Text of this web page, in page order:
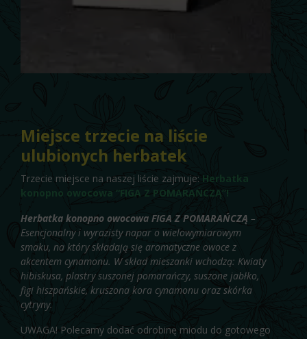
Miejsce trzecie na liście
ulubionych herbatek
Trzecie miejsce na naszej liście zajmuje: Herbatka
konopno owocowa “FIGA Z POMARAŃCZĄ”!
Herbatka konopno owocowa FIGA Z POMARAŃCZĄ –
Esencjonalny i wyrazisty napar o wielowymiarowym
smaku, na który składają się aromatyczne owoce z
akcentem cynamonu. W skład mieszanki wchodzą: Kwiaty
hibiskusa, plastry suszonej pomarańczy, suszone jabłko,
figi hiszpańskie, kruszona kora cynamonu oraz skórka
cytryny.
UWAGA! Polecamy dodać odrobinę miodu do gotowego